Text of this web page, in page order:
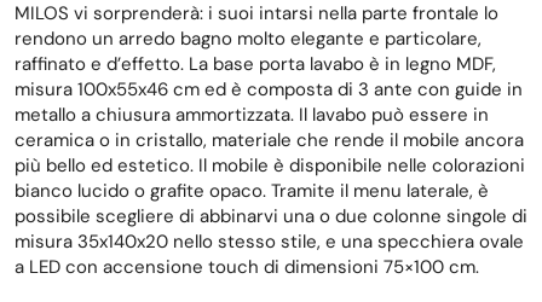
MILOS vi sorprenderà: i suoi intarsi nella parte frontale lo
rendono un arredo bagno molto elegante e particolare,
raffinato e d’effetto. La base porta lavabo è in legno MDF,
misura 100x55x46 cm ed è composta di 3 ante con guide in
metallo a chiusura ammortizzata. Il lavabo può essere in
ceramica o in cristallo, materiale che rende il mobile ancora
più bello ed estetico. Il mobile è disponibile nelle colorazioni
bianco lucido o grafite opaco. Tramite il menu laterale, è
possibile scegliere di abbinarvi una o due colonne singole di
misura 35x140x20 nello stesso stile, e una specchiera ovale
a LED con accensione touch di dimensioni 75×100 cm.